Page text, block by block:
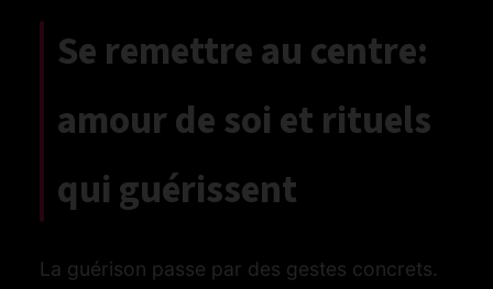
Se remettre au centre:
amour de soi et rituels
qui guérissent
La guérison passe par des gestes concrets.